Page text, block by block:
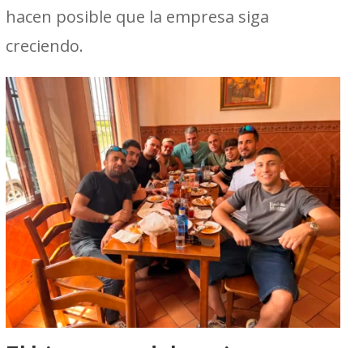
hacen posible que la empresa siga
creciendo.